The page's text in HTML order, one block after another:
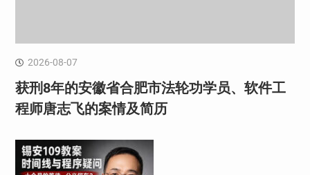
2026-08-07
获刑8年的安徽省合肥市法轮功学员、软件工
程师唐志飞的案情及简历